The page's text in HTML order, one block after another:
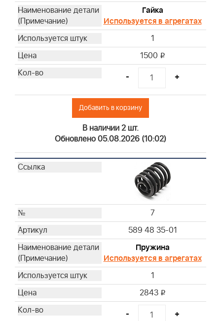
Гайка
Используется в агрегатах
1
1500 i
- +
Добавить в корзину
В наличии 2 шт.
Обновлено 05.08.2026 (10:02)
7
589 48 35-01
Пружина
Используется в агрегатах
1
2843 i
- +